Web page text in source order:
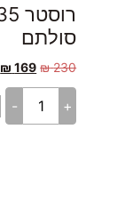
סולתם
230
₪
169
₪
+
-